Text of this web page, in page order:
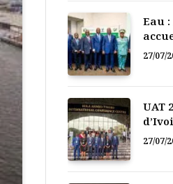
Eau
27/07/
UAT
27/07/